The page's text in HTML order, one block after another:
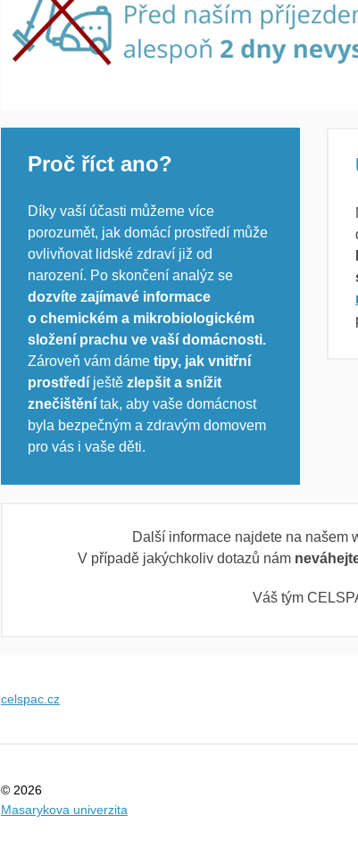
Proč říct ano?
Díky vaší účasti můžeme více
porozumět, jak domácí prostředí může
ovlivňovat lidské zdraví již od
narození. Po skončení analýz se
dozvíte zajímavé informace
o chemickém a mikrobiologickém
složení prachu ve vaší domácnosti.
Zároveň vám dáme tipy, jak vnitřní
prostředí ještě zlepšit a snížit
znečištění tak, aby vaše domácnost
byla bezpečným a zdravým domovem
pro vás i vaše děti.
Další informace najdete na našem
V případě jakýchkoliv dotazů nám
Váš tým
celspac.cz
© 2026
Masarykova univerzita